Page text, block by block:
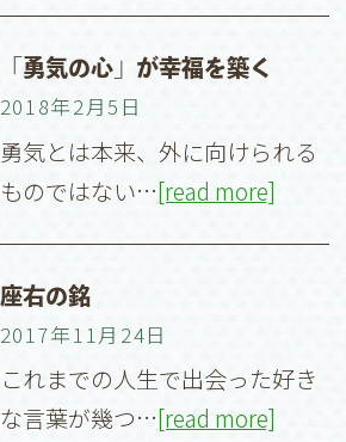
「勇気の心」が幸福を築く
2018年2月5日
勇気とは本来、外に向けられる
ものではない…[read more]
座右の銘
2017年11月24日
これまでの人生で出会った好き
な言葉が幾つ…[read more]